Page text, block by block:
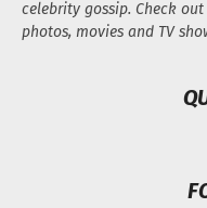
celebrity gossip. Check
photos, movies and TV